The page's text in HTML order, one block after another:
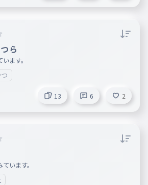
ら
ます。
13 6 2
います。